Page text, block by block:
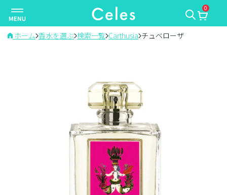
ナ
ビ
ゲ
0
ホーム 香水を選ぶ 検索一覧 Carthusia チュベローザ